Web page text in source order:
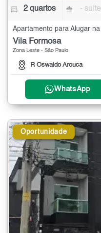
2 quartos - suíte
Vila Formosa
Zona Leste - São Paulo
R Oswaldo Arouca
WhatsApp
Oportunidade